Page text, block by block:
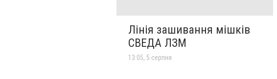
Лінія зашивання мішків
СВЕДА ЛЗМ
13:05, 5 серпня